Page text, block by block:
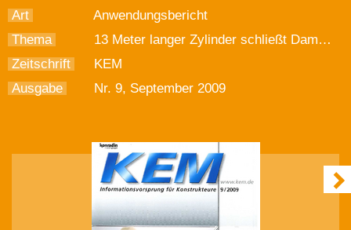
Art
Anwendungsbericht
Thema
13 Meter langer Zylinder schließt Dammtor
Zeitschrift
KEM
Ausgabe
Nr. 9, September 2009